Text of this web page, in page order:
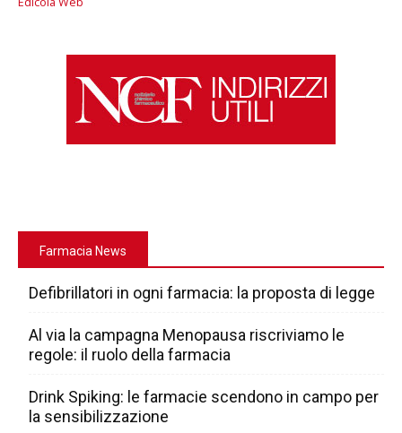
Farmacia News
Defibrillatori in ogni farmacia: la proposta di legge
Al via la campagna Menopausa riscriviamo le
regole: il ruolo della farmacia
Drink Spiking: le farmacie scendono in campo per
la sensibilizzazione